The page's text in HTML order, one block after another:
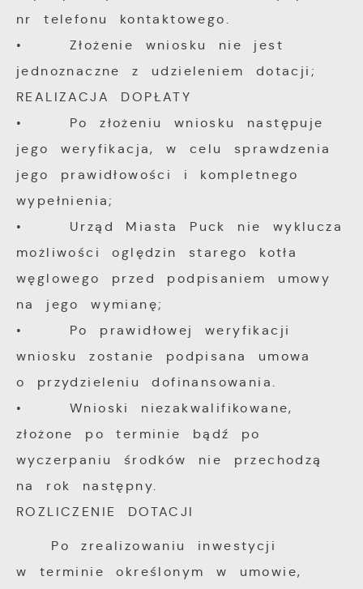
nr telefonu kontaktowego.
• Złożenie wniosku nie jest
jednoznaczne z udzieleniem dotacji;
REALIZACJA DOPŁATY
• Po złożeniu wniosku następuje
jego weryfikacja, w celu sprawdzenia
jego prawidłowości i kompletnego
wypełnienia;
• Urząd Miasta Puck nie wyklucza
możliwości oględzin starego kotła
węglowego przed podpisaniem umowy
na jego wymianę;
• Po prawidłowej weryfikacji
wniosku zostanie podpisana umowa
o przydzieleniu dofinansowania.
• Wnioski niezakwalifikowane,
złożone po terminie bądź po
wyczerpaniu środków nie przechodzą
na rok następny.
ROZLICZENIE DOTACJI
Po zrealizowaniu inwestycji
w terminie określonym w umowie,